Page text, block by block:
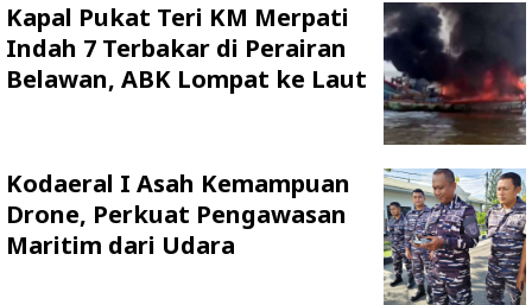
Kapal Pukat Teri KM Merpati
Indah 7 Terbakar di Perairan
Belawan, ABK Lompat ke Laut
Kodaeral I Asah Kemampuan
Drone, Perkuat Pengawasan
Maritim dari Udara